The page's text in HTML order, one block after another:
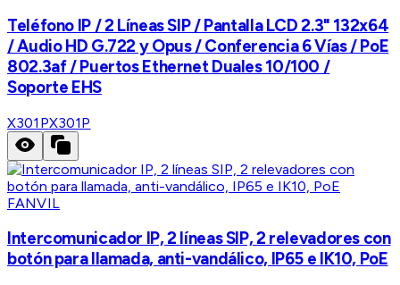
Teléfono IP / 2 Líneas SIP / Pantalla LCD 2.3" 132x64
/ Audio HD G.722 y Opus / Conferencia 6 Vías / PoE
802.3af / Puertos Ethernet Duales 10/100 /
Soporte EHS
X301PX301P
FANVIL
Intercomunicador IP, 2 líneas SIP, 2 relevadores con
botón para llamada, anti-vandálico, IP65 e IK10, PoE